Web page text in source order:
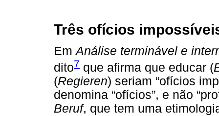
Três ofícios
EmAnálise terminável e
dito7 que afirma que educar (
(Regieren) seriam “ofícios
denomina “ofícios”, e não
Beruf, que tem uma